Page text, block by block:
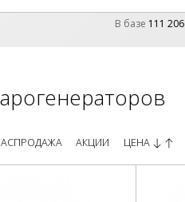
В базе 111 206
АКЦИИ ЦЕНА